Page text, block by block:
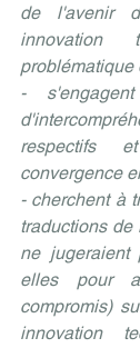
de l'avenir
innovation
problématique
-
respectifs
convergence
- cherchent à
traductions
ne jugeraient
elles pour
compromis)
innovation